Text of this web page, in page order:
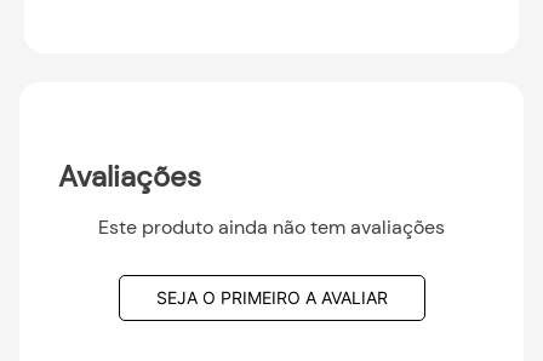
Avaliações
Este produto ainda não tem avaliações
SEJA O PRIMEIRO A AVALIAR